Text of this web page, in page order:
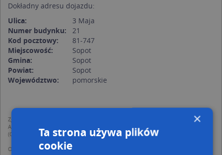
Dokładny adresu dojazdu:
Ulica:
3 Maja
Numer budynku:
21
Kod pocztowy:
81-747
Miejscowość:
Sopot
Gmina:
Sopot
Powiat:
Sopot
Województwo:
pomorskie
Zgodnie z Rozporządzeniem PE i Rady (UE) o Ochronie Danych Osobowych
Administratorem (RODO), administratorem danych jest AutoMapa sp. z o.o.
(Operator) z siedzibą w Warszawie przy ulicy Domaniewskiej 37.
Operator przetwarza dane osobowe w celu:
×
Ta strona używa plików
cookie